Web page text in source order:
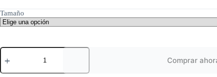
Tamaño
Echeveria
lilacina
Comprar